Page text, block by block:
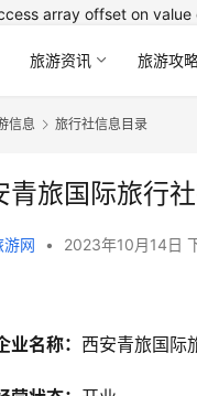
array offset on
旅游资讯 旅游攻
信息 旅行社信息目录
青旅国际旅行
游网 • 2023年10月14日
业名称： 西安青旅国际